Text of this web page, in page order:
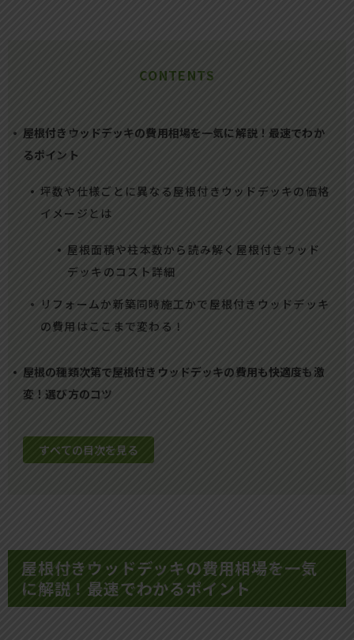
CONTENTS
屋根付きウッドデッキの費用相場を一気に解説！最速でわか
るポイント
坪数や仕様ごとに異なる屋根付きウッドデッキの価格
イメージとは
屋根面積や柱本数から読み解く屋根付きウッド
デッキのコスト詳細
リフォームか新築同時施工かで屋根付きウッドデッキ
の費用はここまで変わる！
屋根の種類次第で屋根付きウッドデッキの費用も快適度も激
変！選び方のコツ
すべての目次を見る
屋根付きウッドデッキの費用相場を一気
に解説！最速でわかるポイント